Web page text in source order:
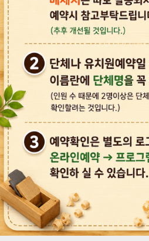
목공체험부터 숲
다양한 경험을
양주